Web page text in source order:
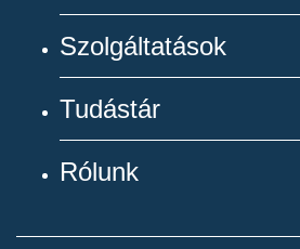
Szolgáltatások
Tudástár
Rólunk